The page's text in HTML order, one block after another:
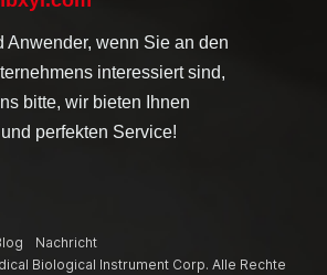
Anwender, wenn Sie an den
interessiert sind,
bitte, wir bieten Ihnen
perfekten Service!
Nachricht
Biological Instrument Corp. Alle Rechte